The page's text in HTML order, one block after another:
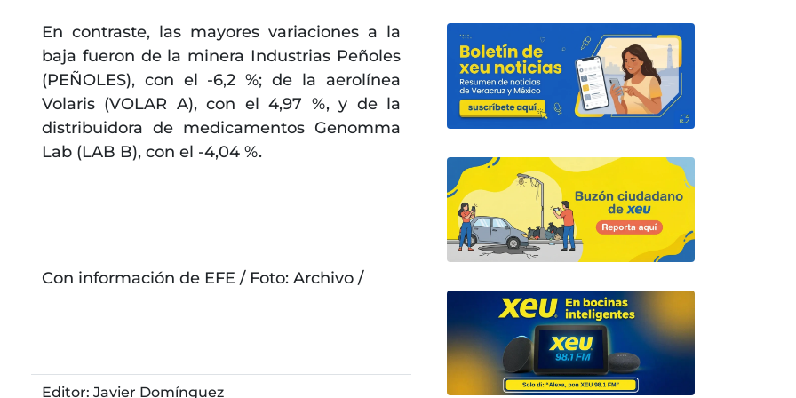
En contraste, las mayores variaciones a la
baja fueron de la minera Industrias Peñoles
(PEÑOLES), con el -6,2 %; de la aerolínea
Volaris (VOLAR A), con el 4,97 %, y de la
distribuidora de medicamentos Genomma
Lab (LAB B), con el -4,04 %.
Con información de EFE / Foto: Archivo /
Editor: Javier Domínguez